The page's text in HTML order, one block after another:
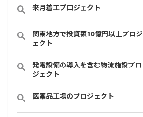
来月着工プロジェクト
関東地方で投資額10億円以上プロジ
ェクト
発電設備の導入を含む物流施設プロ
ジェクト
医薬品工場のプロジェクト